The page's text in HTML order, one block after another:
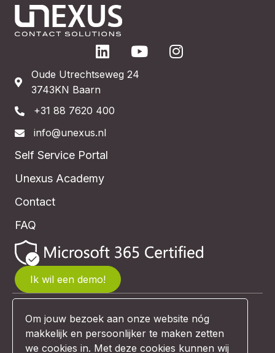
Oude Utrechtseweg 24
3743KN Baarn
+31 88 7620 400
info@unexus.nl
Self Service Portal
Unexus Academy
Contact
FAQ
Ik wil een demo!
© Unexus 2026 | Website design:
Comunicazione
Om jouw bezoek aan onze website nóg
makkelijk en persoonlijker te maken zetten
we cookies in. Met deze cookies kunnen wij